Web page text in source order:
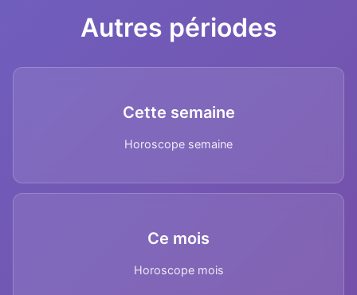
Autres périodes
Cette semaine
Horoscope semaine
Ce mois
Horoscope mois